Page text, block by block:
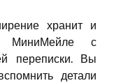
хранит и
МиниМейле с
переписки. Вы
детали